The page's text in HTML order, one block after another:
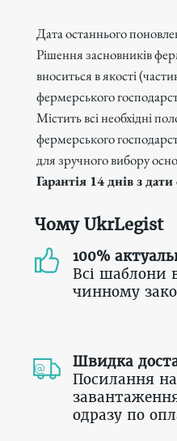
Дата останнього
Рішення засновників
вноситься в якості
фермерського
Містить всі необхідні
фермерського
для зручного вибору
Гарантія 14 днів з
Чому UkrLegist
100%
Всі шаблони
чинному
Швидка
Посилання на
одразу по